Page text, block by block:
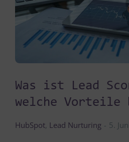
Was ist Lead
welche Vorteile
HubSpot, Lead Nurturing 5.